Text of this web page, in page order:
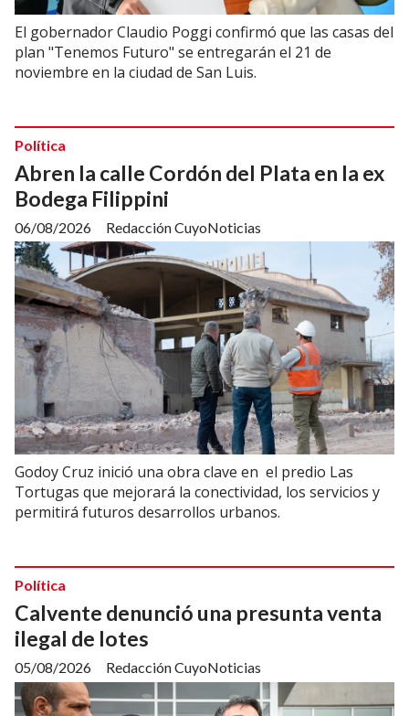
El gobernador Claudio Poggi confirmó que las casas del
plan "Tenemos Futuro" se entregarán el 21 de
noviembre en la ciudad de San Luis.
Abren la calle Cordón del Plata en la ex
Bodega Filippini
Redacción CuyoNoticias
Política
06/08/2026
Godoy Cruz inició una obra clave en el predio Las
Tortugas que mejorará la conectividad, los servicios y
permitirá futuros desarrollos urbanos.
Calvente denunció una presunta venta
ilegal de lotes
Redacción CuyoNoticias
Política
05/08/2026